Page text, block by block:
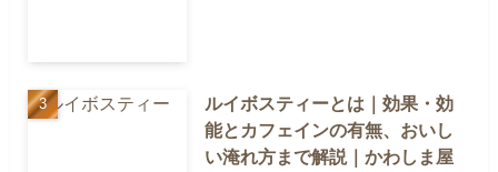
ルイボスティーとは｜効果・効
能とカフェインの有無、おいし
い淹れ方まで解説｜かわしま屋